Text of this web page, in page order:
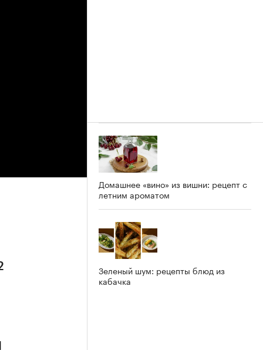
Домашнее «вино» из вишни: рецепт с
летним ароматом
Зеленый шум: рецепты блюд из
кабачка